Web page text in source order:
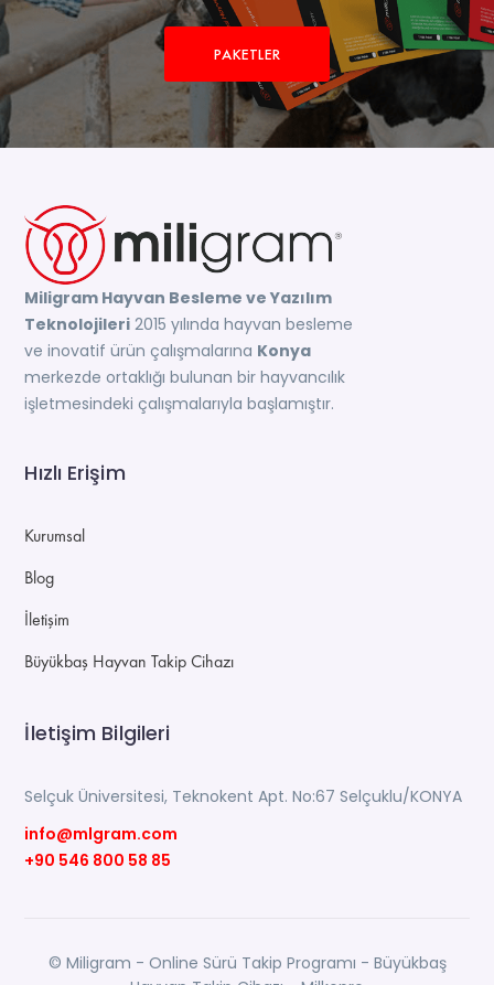
PAKETLER
Miligram Hayvan Besleme ve Yazılım
Teknolojileri 2015 yılında hayvan besleme
ve inovatif ürün çalışmalarına Konya
merkezde ortaklığı bulunan bir hayvancılık
işletmesindeki çalışmalarıyla başlamıştır.
Hızlı Erişim
Kurumsal
Blog
İletişim
Büyükbaş Hayvan Takip Cihazı
İletişim Bilgileri
Selçuk Üniversitesi, Teknokent Apt. No:67 Selçuklu/KONYA
info@mlgram.com
+90 546 800 58 85
© Miligram - Online Sürü Takip Programı - Büyükbaş